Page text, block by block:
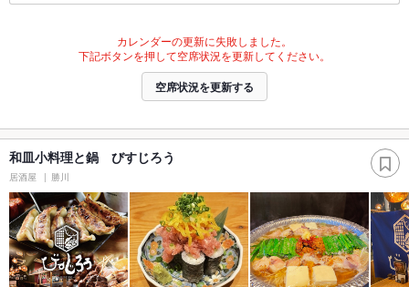
カレンダーの更新に失敗しました。
下記ボタンを押して空席状況を更新してください。
空席状況を更新する
和皿小料理と鍋 びすじろう
居酒屋 勝川